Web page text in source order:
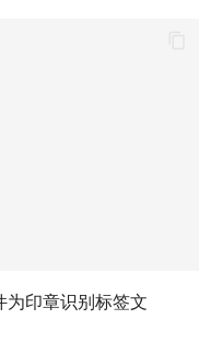
为印章识别标签文